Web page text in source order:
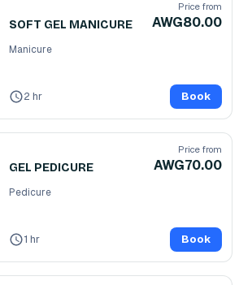
SOFT GEL MANICURE
Price from
AWG80.00
Manicure
2 hr Book
GEL PEDICURE
Price from
AWG70.00
Pedicure
1 hr Book